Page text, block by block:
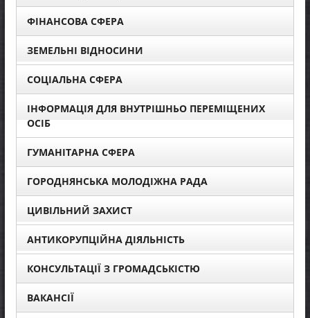
ФІНАНСОВА СФЕРА
ЗЕМЕЛЬНІ ВІДНОСИНИ
СОЦІАЛЬНА СФЕРА
ІНФОРМАЦІЯ ДЛЯ ВНУТРІШНЬО ПЕРЕМІЩЕНИХ
ОСІБ
ГУМАНІТАРНА СФЕРА
ГОРОДНЯНСЬКА МОЛОДІЖНА РАДА
ЦИВІЛЬНИЙ ЗАХИСТ
АНТИКОРУПЦІЙНА ДІЯЛЬНІСТЬ
КОНСУЛЬТАЦІЇ З ГРОМАДСЬКІСТЮ
ВАКАНСІЇ